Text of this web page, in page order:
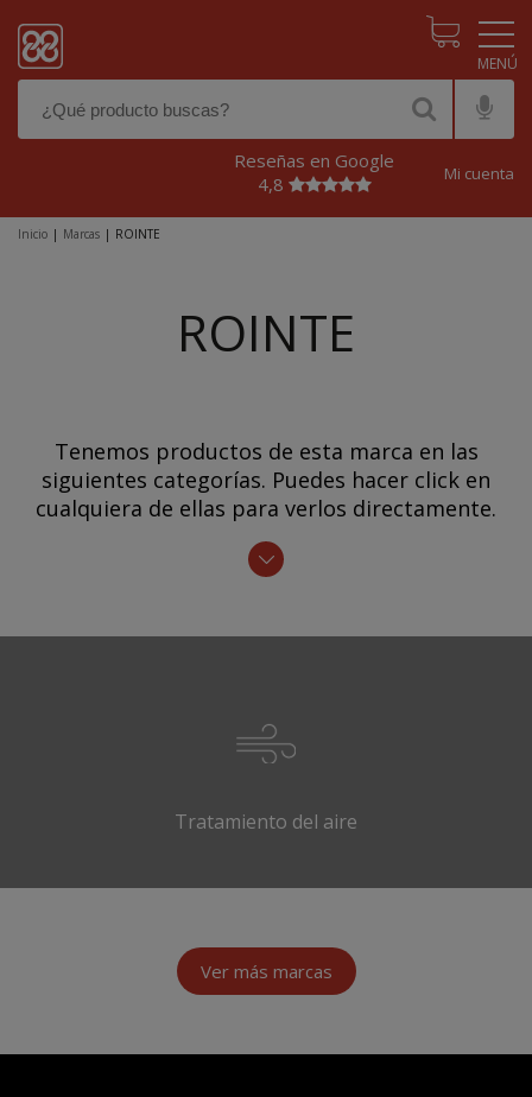
Reseñas en Google
4,8
Mi cuenta
Inicio | Marcas | ROINTE
ROINTE
Tenemos productos de esta marca en las
siguientes categorías. Puedes hacer click en
cualquiera de ellas para verlos directamente.
Tratamiento del aire
Ver más marcas